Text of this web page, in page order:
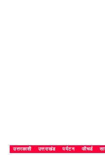
उत्तरकाशी उत्तराखंड पर्यटन फीचर्ड